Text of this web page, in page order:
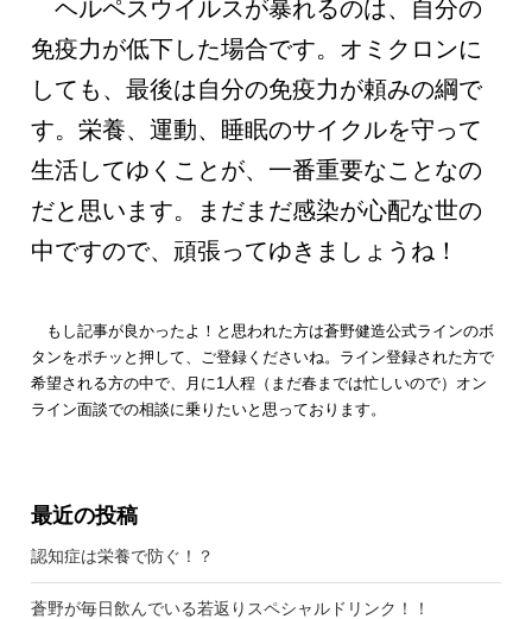
ヘルペスウイルスが暴れるのは、自分の
免疫力が低下した場合です。オミクロンに
しても、最後は自分の免疫力が頼みの綱で
す。栄養、運動、睡眠のサイクルを守って
生活してゆくことが、一番重要なことなの
だと思います。まだまだ感染が心配な世の
中ですので、頑張ってゆきましょうね！
もし記事が良かったよ！と思われた方は蒼野健造公式ラインのボ
タンをポチッと押して、ご登録くださいね。ライン登録された方で
希望される方の中で、月に1人程（まだ春までは忙しいので）オン
ライン面談での相談に乗りたいと思っております。
最近の投稿
認知症は栄養で防ぐ！？
蒼野が毎日飲んでいる若返りスペシャルドリンク！！